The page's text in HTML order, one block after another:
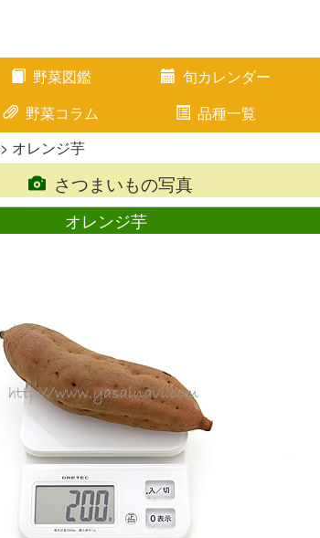
野菜図鑑 旬カレンダー
野菜コラム 品種一覧
> オレンジ芋
さつまいもの写真
オレンジ芋